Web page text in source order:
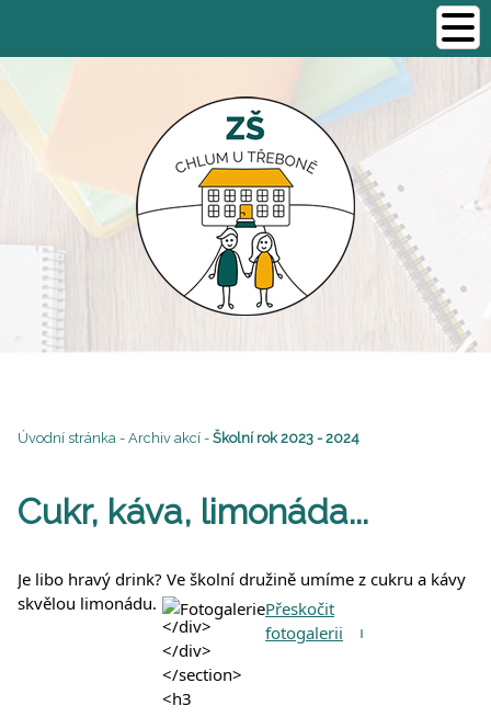
Úvodní stránka - Archiv akcí - Školní rok 2023 - 2024
Cukr, káva, limonáda...
Je libo hravý drink? Ve školní družině umíme z cukru a kávy
skvělou limonádu.
FotogaleriePřeskočit
fotogalerii